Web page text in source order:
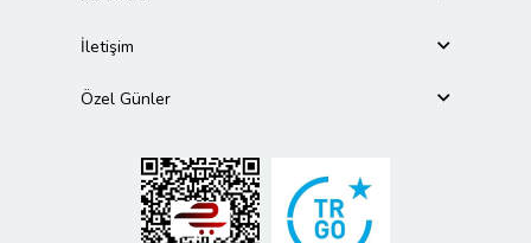
İletişim
Özel Günler